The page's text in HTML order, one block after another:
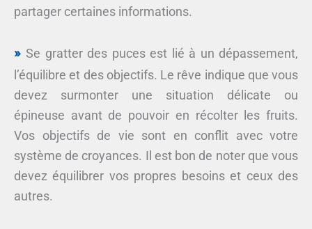
partager certaines informations.
Se gratter des puces est lié à un dépassement,
l’équilibre et des objectifs. Le rêve indique que vous
devez surmonter une situation délicate ou
épineuse avant de pouvoir en récolter les fruits.
Vos objectifs de vie sont en conflit avec votre
système de croyances. Il est bon de noter que vous
devez équilibrer vos propres besoins et ceux des
autres.